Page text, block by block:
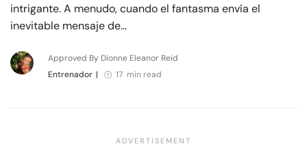
intrigante. A menudo, cuando el fantasma envía el
inevitable mensaje de…
Approved By Dionne Eleanor Reid
Entrenador | 17 min read